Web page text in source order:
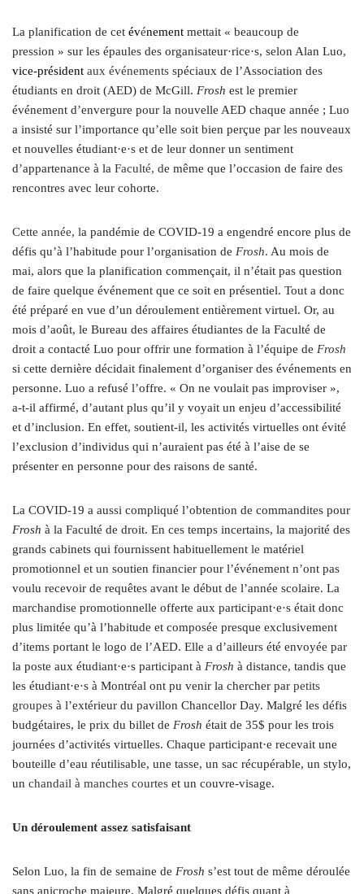
La planification de cet événement mettait « beaucoup de
pression » sur les épaules des organisateur·rice·s, selon Alan Luo,
vice-président aux événements spéciaux de l’Association des
étudiants en droit (AED) de McGill. Frosh est le premier
événement d’envergure pour la nouvelle AED chaque année ; Luo
a insisté sur l’importance qu’elle soit bien perçue par les nouveaux
et nouvelles étudiant·e·s et de leur donner un sentiment
d’appartenance à la Faculté, de même que l’occasion de faire des
rencontres avec leur cohorte.
Cette année, la pandémie de COVID-19 a engendré encore plus de
défis qu’à l’habitude pour l’organisation de Frosh. Au mois de
mai, alors que la planification commençait, il n’était pas question
de faire quelque événement que ce soit en présentiel. Tout a donc
été préparé en vue d’un déroulement entièrement virtuel. Or, au
mois d’août, le Bureau des affaires étudiantes de la Faculté de
droit a contacté Luo pour offrir une formation à l’équipe de Frosh
si cette dernière décidait finalement d’organiser des événements en
personne. Luo a refusé l’offre. « On ne voulait pas improviser »,
a‑t-il affirmé, d’autant plus qu’il y voyait un enjeu d’accessibilité
et d’inclusion. En effet, soutient-il, les activités virtuelles ont évité
l’exclusion d’individus qui n’auraient pas été à l’aise de se
présenter en personne pour des raisons de santé.
La COVID-19 a aussi compliqué l’obtention de commandites pour
Frosh à la Faculté de droit. En ces temps incertains, la majorité des
grands cabinets qui fournissent habituellement le matériel
promotionnel et un soutien financier pour l’événement n’ont pas
voulu recevoir de requêtes avant le début de l’année scolaire. La
marchandise promotionnelle offerte aux participant·e·s était donc
plus limitée qu’à l’habitude et composée presque exclusivement
d’items portant le logo de l’AED. Elle a d’ailleurs été envoyée par
la poste aux étudiant·e·s participant à Frosh à distance, tandis que
les étudiant·e·s à Montréal ont pu venir la chercher par petits
groupes à l’extérieur du pavillon Chancellor Day. Malgré les défis
budgétaires, le prix du billet de Frosh était de 35$ pour les trois
journées d’activités virtuelles. Chaque participant·e recevait une
bouteille d’eau réutilisable, une tasse, un sac récupérable, un stylo,
un chandail à manches courtes et un couvre-visage.
Un déroulement assez satisfaisant
Selon Luo, la fin de semaine de Frosh s’est tout de même déroulée
sans anicroche majeure. Malgré quelques défis quant à